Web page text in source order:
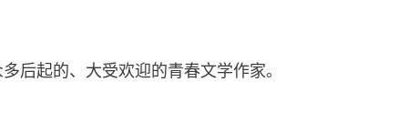
后起的、大受欢迎的青春文学作家。